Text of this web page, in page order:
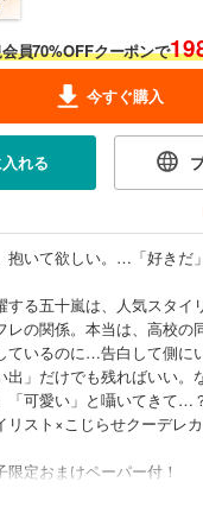
員70%OFFクーポンで
今すぐ購入
れる
抱いて欲しい。…「好きだ
する五十嵐は、人気スタイ
レの関係。本当は、高校の
ているのに…告白して側に
出」だけでも残ればいい。
「可愛い」と囁いてきて…
リスト×こじらせクーデレ
定おまけペーパー付！